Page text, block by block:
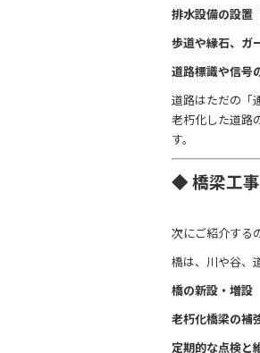
排水設備の設置
歩道や縁石、ガ
道路標識や信号
道路はただの「
老朽化した道路
す。
◆ 橋梁工
次にご紹介する
橋は、川や谷、
橋の新設・増設
老朽化橋梁の補
定期的な点検と